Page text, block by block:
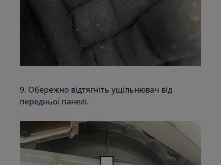
9. Обережно відтягніть ущільнювач від
передньої панелі.